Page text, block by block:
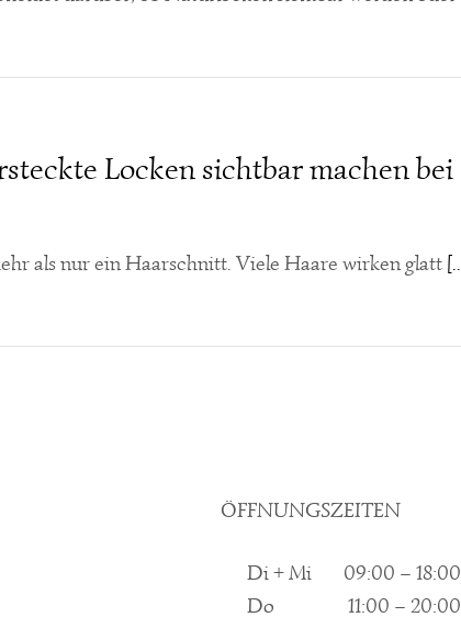
Locken sichtbar machen bei
als nur ein Haarschnitt. Viele Haare wirken glatt
ÖFFNUNGSZEITEN
Di + Mi
09:00 –
Do
11:00 –